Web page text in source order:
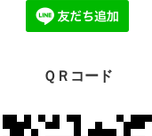
ＱＲコード